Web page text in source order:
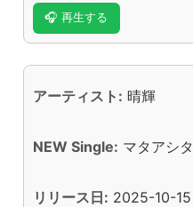
🎧 再生する
アーティスト: 晴輝
NEW Single: マタアシタ
リリース日: 2025-10-15